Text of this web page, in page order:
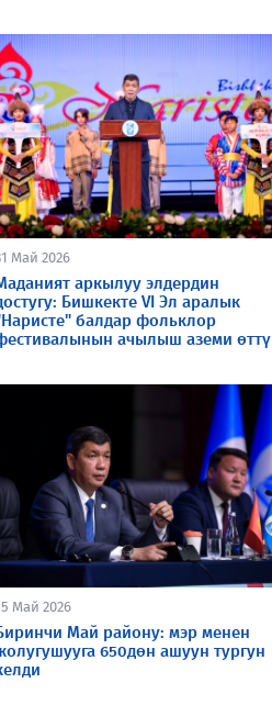
Май 2026
аркылуу элдердин
Бишкекте VI Эл аралык
балдар фольклор
ачылыш аземи өттү
Май 2026
Май району: мэр менен
650дөн ашуун тургун